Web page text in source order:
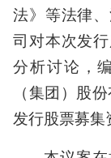
法》等法律
司对本次发
分析讨论，
（集团）股
发行股票募集